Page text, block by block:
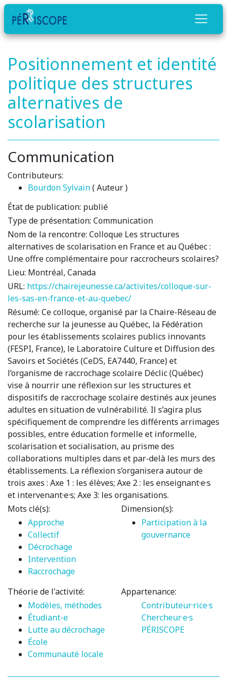
Positionnement et identité
politique des structures
alternatives de
scolarisation
Communication
Contributeurs:
Bourdon Sylvain( Auteur )
État de publication: publié
Type de présentation: Communication
Nom de la rencontre: Colloque Les structures
alternatives de scolarisation en France et au Québec :
Une offre complémentaire pour raccrocheurs scolaires?
Lieu: Montréal, Canada
URL: https://chairejeunesse.ca/activites/colloque-sur-
les-sas-en-france-et-au-quebec/
Résumé: Ce colloque, organisé par la Chaire-Réseau de
recherche sur la jeunesse au Québec, la Fédération
pour les établissements scolaires publics innovants
(FESPI, France), le Laboratoire Culture et Diffusion des
Savoirs et Sociétés (CeDS, EA7440, France) et
l’organisme de raccrochage scolaire Déclic (Québec)
vise à nourrir une réflexion sur les structures et
dispositifs de raccrochage scolaire destinés aux jeunes
adultes en situation de vulnérabilité. Il s’agira plus
spécifiquement de comprendre les différents arrimages
possibles, entre éducation formelle et informelle,
scolarisation et socialisation, au prisme des
collaborations multiples dans et par-delà les murs des
établissements. La réflexion s’organisera autour de
trois axes : Axe 1 : les élèves; Axe 2 : les enseignant·e·s
et intervenant·e·s; Axe 3: les organisations.
Mots clé(s):
Approche
Collectif
Décrochage
Intervention
Raccrochage
Dimension(s):
Participation à la
gouvernance
Théorie de l'activité:
Modèles, méthodes
Étudiant-e
Lutte au décrochage
École
Communauté locale
Appartenance:
Contributeur·rice·s
Chercheur·e·s
PÉRISCOPE